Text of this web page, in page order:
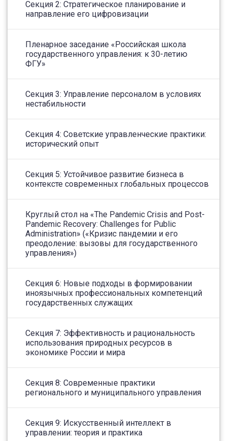
Секция 2: Стратегическое планирование и
направление его цифровизации
Пленарное заседание «Российская школа
государственного управления: к 30-летию
ФГУ»
Секция 3: Управление персоналом в условиях
нестабильности
Секция 4: Советские управленческие практики:
исторический опыт
Секция 5: Устойчивое развитие бизнеса в
контексте современных глобальных процессов
Круглый стол на «The Pandemic Crisis and Post-
Pandemic Recovery: Challenges for Public
Administration» («Кризис пандемии и его
преодоление: вызовы для государственного
управления»)
Секция 6: Новые подходы в формировании
иноязычных профессиональных компетенций
государственных служащих
Секция 7: Эффективность и рациональность
использования природных ресурсов в
экономике России и мира
Секция 8: Современные практики
регионального и муниципального управления
Секция 9: Искусственный интеллект в
управлении: теория и практика